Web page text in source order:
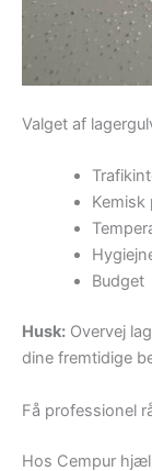
Valget af
Kemisk
Budget
Husk: Overvej
dine fremtidige
Få professionel
Hos Cempur